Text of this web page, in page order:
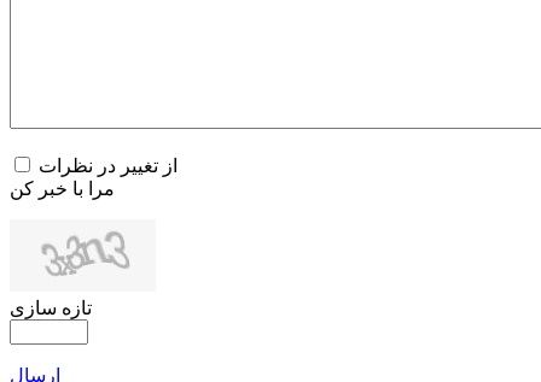
از تغییر در نظرات
مرا با خبر کن
تازه سازی
ارسال